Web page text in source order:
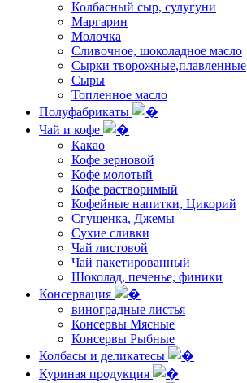
Колбасный сыр, сулугуни
Маргарин
Молочка
Сливочное, шоколадное масло
Сырки творожные,плавленные
Сыры
Топленное масло
Полуфабрикаты
Чай и кофе
Какао
Кофе зерновой
Кофе молотый
Кофе растворимый
Кофейные напитки, Цикорий
Сгущенка, Джемы
Сухие сливки
Чай листовой
Чай пакетированный
Шоколад, печенье, финики
Консервация
виноградные листья
Консервы Мясные
Консервы Рыбные
Колбасы и деликатесы
Куриная продукция